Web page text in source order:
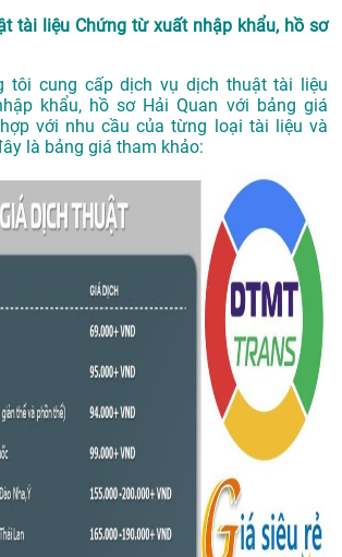
tài liệu Chứng từ xuất nhập khẩu, hồ sơ
tôi cung cấp dịch vụ dịch thuật tài liệu
khẩu, hồ sơ Hải Quan với bảng giá
với nhu cầu của từng loại tài liệu và
là bảng giá tham khảo: